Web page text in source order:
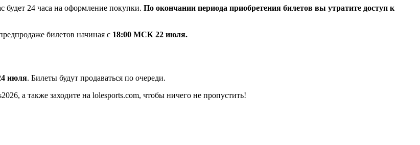
будет 24 часа на оформление покупки. По окончании периода приобретения билетов вы утратите доступ к
билетов начиная с 18:00 МСК 22 июля.
июля. Билеты будут продаваться по очереди.
а также заходите на lolesports.com, чтобы ничего не пропустить!